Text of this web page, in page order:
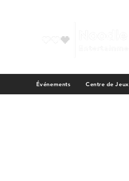
Événements Centre de Jeux